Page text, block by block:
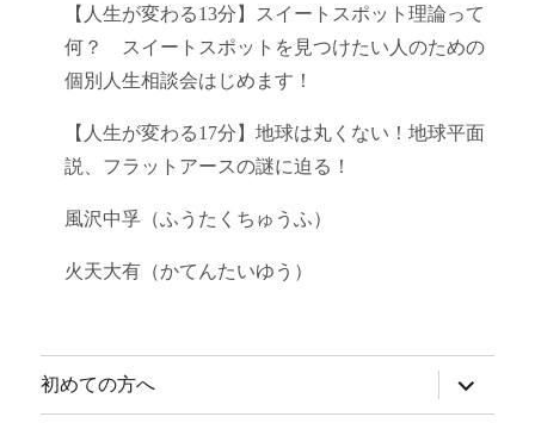
【人生が変わる13分】スイートスポット理論って
何？ スイートスポットを見つけたい人のための
個別人生相談会はじめます！
【人生が変わる17分】地球は丸くない！地球平面
説、フラットアースの謎に迫る！
風沢中孚（ふうたくちゅうふ）
火天大有（かてんたいゆう）
初めての方へ
ブ
メ